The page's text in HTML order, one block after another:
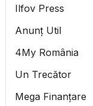
Ilfov Press
Anunț Util
4My România
Un Trecător
Mega Finanțare